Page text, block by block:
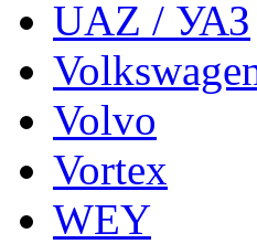
UAZ / УАЗ
Volvo
Vortex
WEY